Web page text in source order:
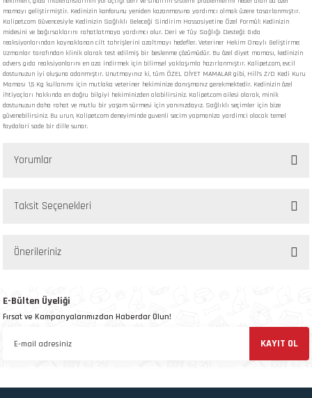
mamayı geliştirmiştir. Kedinizin konforunu yeniden kazanmasına yardımcı olmak üzere tasarlanmıştır.
Kalipet.com Güvencesiyle Kedinizin Sağlıklı Geleceği Sindirim Hassasiyetine Özel Formül: Kedinizin
midesini ve bağırsaklarını rahatlatmaya yardımcı olur. Deri ve Tüy Sağlığı Desteği: Gıda
reaksiyonlarından kaynaklanan cilt tahrişlerini azaltmayı hedefler. Veteriner Hekim Onaylı Geliştirme:
Uzmanlar tarafından klinik olarak test edilmiş bir beslenme çözümüdür. Bu özel diyet maması, kedinizin
advers gıda reaksiyonlarını en aza indirmek için bilimsel yaklaşımla hazırlanmıştır. Kalipet.com, evcil
dostunuzun iyi oluşuna adanmıştır. Unutmayınız ki, tüm ÖZEL DİYET MAMALAR gibi, Hill's Z/D Kedi Kuru
Maması 1,5 Kg kullanımı için mutlaka veteriner hekiminize danışmanız gerekmektedir. Kedinizin özel
ihtiyaçları hakkında en doğru bilgiyi hekiminizden alabilirsiniz. Kalipet.com ailesi olarak, minik
dostunuzun daha rahat ve mutlu bir yaşam sürmesi için yanınızdayız. Sağlıklı seçimler için bize
güvenebilirsiniz. Bu urun, Kalipet.com deneyiminde guvenli secim yapmaniza yardimci olacak temel
faydalari sade bir dille sunar.
Yorumlar
Taksit Seçenekleri
Önerileriniz
gördüğünüz noktaları öneri formunu kullanarak tarafımıza iletebilirsiniz.
Ürün resmi kalitesiz, bozuk veya görüntülenemiyor.
Ürün bilgilerinde hatalar bulunuyor.
E-Bülten Üyeliği
Fırsat ve Kampanyalarımızdan Haberdar Olun!
KAYIT OL